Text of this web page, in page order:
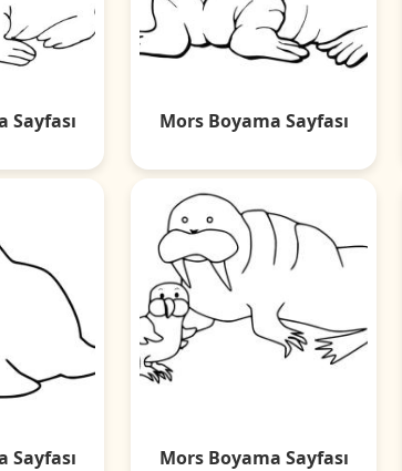
Sayfası Mors Boyama Sayfası
Sayfası Mors Boyama Sayfası